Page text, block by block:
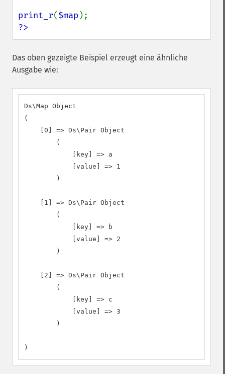
print_r($map
?>
Das oben gezeigte Beispiel erzeugt eine ähnliche
Ausgabe wie:
Ds\Map Object
(
    [0] => Ds\Pair Object
        (
            [key] => a
            [value] => 1
        )
    [1] => Ds\Pair Object
        (
            [key] => b
            [value] => 2
        )
    [2] => Ds\Pair Object
        (
            [key] => c
            [value] => 3
        )
)